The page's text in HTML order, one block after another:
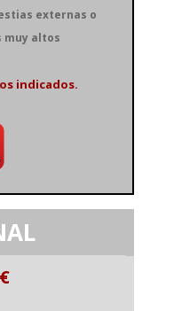
externas o
muy altos
indicados.